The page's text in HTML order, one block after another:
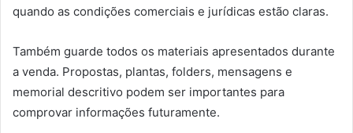
quando as condições comerciais e jurídicas estão claras.
Também guarde todos os materiais apresentados durante
a venda. Propostas, plantas, folders, mensagens e
memorial descritivo podem ser importantes para
comprovar informações futuramente.